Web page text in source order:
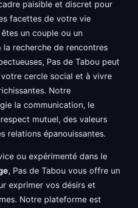
paisible et discret pour
facettes de votre vie
un couple ou un
recherche de rencontres
Pas de Tabou peut
cercle social et à vivre
Notre
la communication, le
mutuel, des valeurs
relations épanouissantes.
ou expérimenté dans le
, Pas de Tabou vous offre un
exprimer vos désirs et
Notre plateforme est